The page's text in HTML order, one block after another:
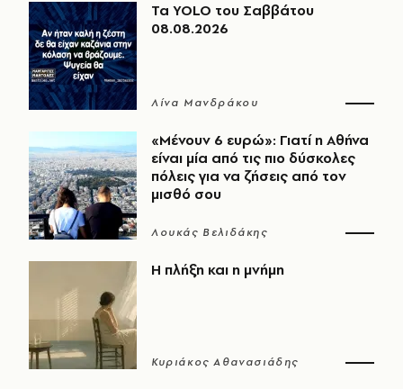
Τα YOLO του Σαββάτου
08.08.2026
Λίνα Μανδράκου
«Μένουν 6 ευρώ»: Γιατί η Αθήνα
είναι μία από τις πιο δύσκολες
πόλεις για να ζήσεις από τον
μισθό σου
Λουκάς Βελιδάκης
Η πλήξη και η μνήμη
Κυριάκος Αθανασιάδης